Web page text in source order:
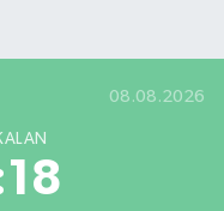
08.08.2026